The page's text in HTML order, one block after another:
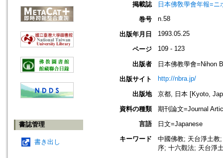
書誌管理
書き出し
掲載誌
日本佛敎學會年報=
巻号
n.58
出版年月日 1993.05.25
ページ 109 - 123
出版者
日本佛教學會=Nihon
出版サイト
http://nbra.jp/
出版地
京都, 日本 [Kyoto,
資料の種類
期刊論文=Journal
言語
日文=Japanese
キーワード
中國佛教; 天台淨土教
序; 十六觀法; 天台淨